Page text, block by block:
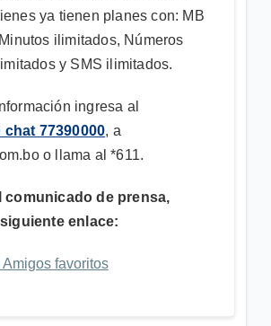
ya tienen planes con: MB
ilimitados, Números
y SMS ilimitados.
ingresa al
77390000, a
o llama al *611.
comunicado de prensa,
enlace:
favoritos